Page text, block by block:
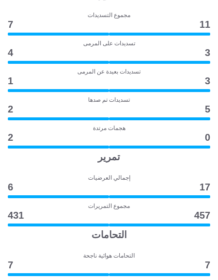
مجموع التسديدات
11
7
تسديدات على المرمى
3
4
تسديدات بعيدة عن المرمى
3
1
تسديدات تم صدها
5
2
هجمات مرتدة
0
2
تمرير
إجمالي العرضيات
17
6
مجموع التمريرات
457
431
التحامات
التحامات هوائية ناجحة
7
7